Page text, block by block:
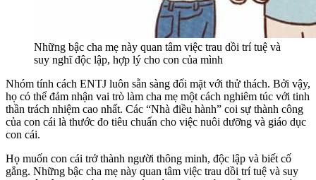
Những bậc cha mẹ này quan tâm việc trau dồi trí tuệ và
suy nghĩ độc lập, hợp lý cho con của mình
Nhóm tính cách ENTJ luôn sẵn sàng đối mặt với thử thách. Bởi vậy,
họ có thể đảm nhận vai trò làm cha mẹ một cách nghiêm túc với tinh
thần trách nhiệm cao nhất. Các “Nhà điều hành” coi sự thành công
của con cái là thước đo tiêu chuẩn cho việc nuôi dưỡng và giáo dục
con cái.
Họ muốn con cái trở thành người thông minh, độc lập và biết cố
gắng. Những bậc cha mẹ này quan tâm việc trau dồi trí tuệ và suy